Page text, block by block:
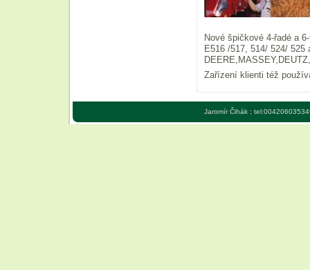
Nové špičkové 4-řadé a
E516 /517, 514/ 524/ 525
Zařízení klienti též
Jaromír Čihák ;